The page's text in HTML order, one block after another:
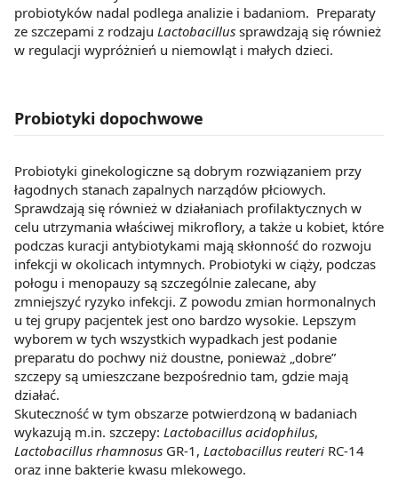
z brakiem dostępu do wszystkich funkcjonalności
Strony.
probiotyków nadal podlega analizie i badaniom. Preparaty
ze szczepami z rodzaju Lactobacillus sprawdzają się również
w regulacji wypróżnień u niemowląt i małych dzieci.
Probiotyki dopochwowe
Probiotyki ginekologiczne są dobrym rozwiązaniem przy
łagodnych stanach zapalnych narządów płciowych.
Sprawdzają się również w działaniach profilaktycznych w
celu utrzymania właściwej mikroflory, a także u kobiet, które
podczas kuracji antybiotykami mają skłonność do rozwoju
infekcji w okolicach intymnych. Probiotyki w ciąży, podczas
połogu i menopauzy są szczególnie zalecane, aby
zmniejszyć ryzyko infekcji. Z powodu zmian hormonalnych
u tej grupy pacjentek jest ono bardzo wysokie. Lepszym
wyborem w tych wszystkich wypadkach jest podanie
preparatu do pochwy niż doustne, ponieważ „dobre”
szczepy są umieszczane bezpośrednio tam, gdzie mają
działać.
Skuteczność w tym obszarze potwierdzoną w badaniach
wykazują m.in. szczepy: Lactobacillus acidophilus,
Lactobacillus rhamnosus GR-1, Lactobacillus reuteri RC-14
oraz inne bakterie kwasu mlekowego.